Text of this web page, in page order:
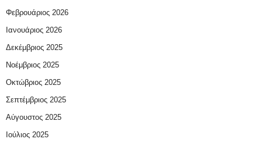
Φεβρουάριος 2026
Ιανουάριος 2026
Δεκέμβριος 2025
Νοέμβριος 2025
Οκτώβριος 2025
Σεπτέμβριος 2025
Αύγουστος 2025
Ιούλιος 2025